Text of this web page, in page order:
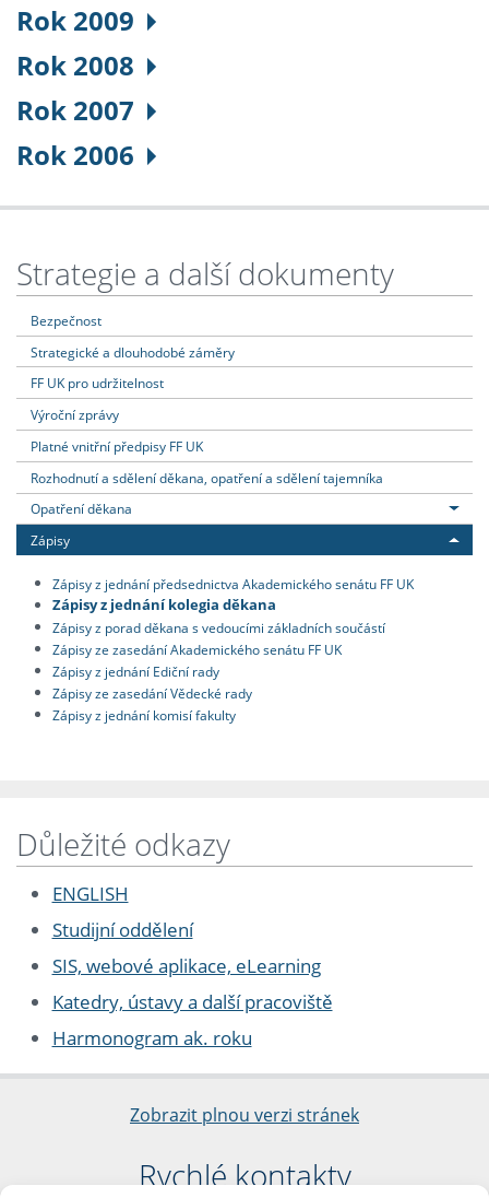
Rok 2009
Rok 2008
Rok 2007
Rok 2006
Strategie a další dokumenty
Bezpečnost
Strategické a dlouhodobé záměry
FF UK pro udržitelnost
Výroční zprávy
Platné vnitřní předpisy FF UK
Rozhodnutí a sdělení děkana, opatření a sdělení tajemníka
Opatření děkana
Zápisy
Zápisy z jednání předsednictva Akademického senátu FF UK
Zápisy z jednání kolegia děkana
Zápisy z porad děkana s vedoucími základních součástí
Zápisy ze zasedání Akademického senátu FF UK
Zápisy z jednání Ediční rady
Zápisy ze zasedání Vědecké rady
Zápisy z jednání komisí fakulty
Důležité odkazy
ENGLISH
Studijní oddělení
SIS, webové aplikace, eLearning
Katedry, ústavy a další pracoviště
Harmonogram ak. roku
Zobrazit plnou verzi stránek
Rychlé kontakty